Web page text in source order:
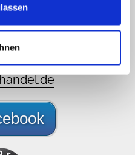
il prima possibile
08 780
19:00)